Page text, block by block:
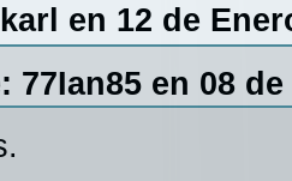
en 12 de
77Ian85 en 08